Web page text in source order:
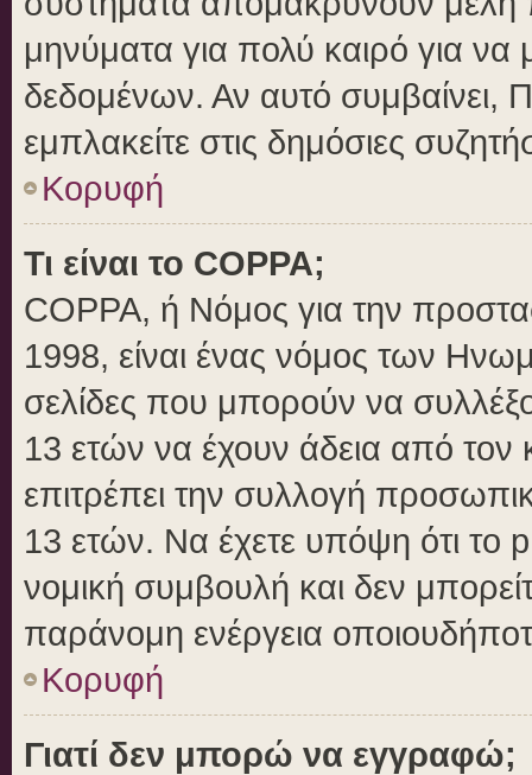
μηνύματα για πολύ καιρό για
δεδομένων. Αν αυτό συμβαίνει,
εμπλακείτε στις δημόσιες
Κορυφή
Τι είναι το COPPA;
COPPA, ή Νόμος για την
1998, είναι ένας νόμος των
σελίδες που μπορούν να
13 ετών να έχουν άδεια από τον
επιτρέπει την συλλογή
13 ετών. Να έχετε υπόψη ότι το
νομική συμβουλή και δεν
παράνομη ενέργεια
Κορυφή
Γιατί δεν μπορώ να εγγραφώ;